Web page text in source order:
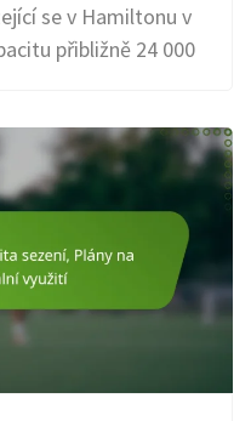
se v Hamiltonu v
přibližně 24 000